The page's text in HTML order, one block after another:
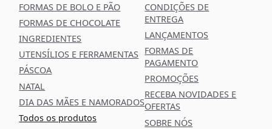
FORMAS DE BOLO E PÃO
FORMAS DE CHOCOLATE
INGREDIENTES
UTENSÍLIOS E FERRAMENTAS
PÁSCOA
NATAL
DIA DAS MÃES E NAMORADOS
Todos os produtos
CONDIÇÕES DE
ENTREGA
LANÇAMENTOS
FORMAS DE
PAGAMENTO
PROMOÇÕES
RECEBA NOVIDADES E
OFERTAS
SOBRE NÓS